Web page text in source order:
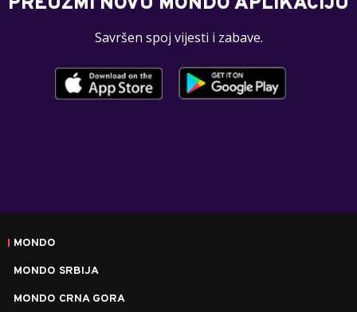
Savršen spoj vijesti i zabave.
MONDO
MONDO SRBIJA
MONDO CRNA GORA